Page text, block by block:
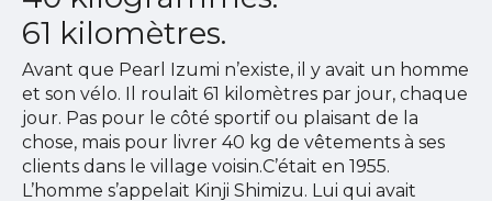
61 kilomètres.
Avant que Pearl Izumi n’existe, il y avait un homme
et son vélo. Il roulait 61 kilomètres par jour, chaque
jour. Pas pour le côté sportif ou plaisant de la
chose, mais pour livrer 40 kg de vêtements à ses
clients dans le village voisin.C’était en 1955.
L’homme s’appelait Kinji Shimizu. Lui qui avait